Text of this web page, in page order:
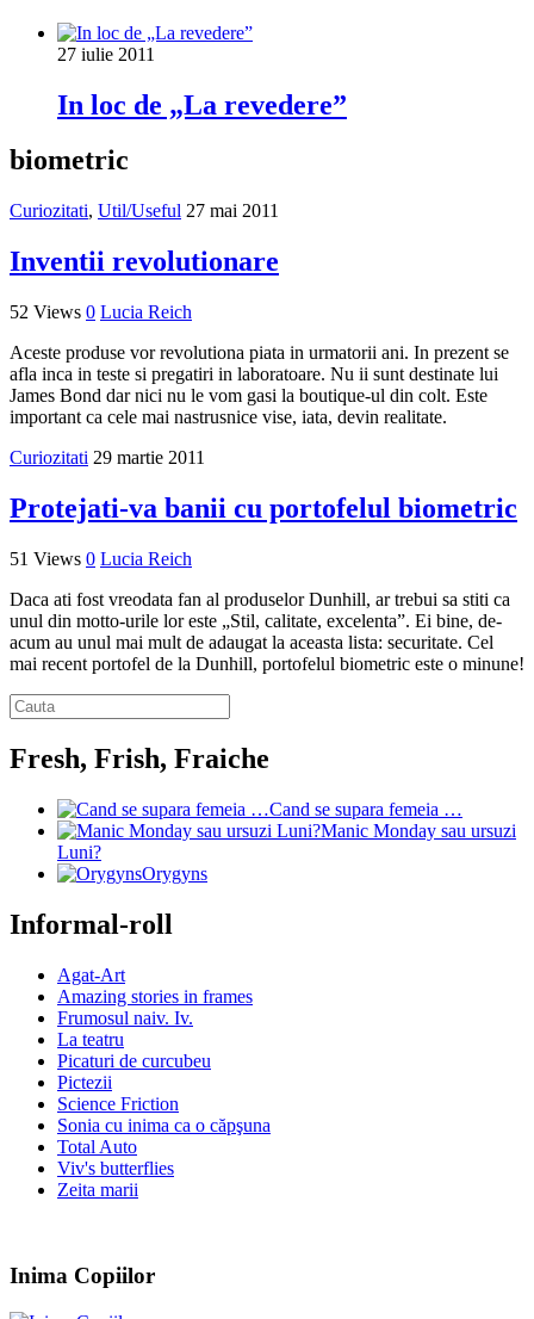
27 iulie 2011
In loc de „La revedere”
biometric
Curiozitati, Util/Useful 27 mai 2011
Inventii revolutionare
52 Views 0 Lucia Reich
Aceste produse vor revolutiona piata in urmatorii ani. In prezent se
afla inca in teste si pregatiri in laboratoare. Nu ii sunt destinate lui
James Bond dar nici nu le vom gasi la boutique-ul din colt. Este
important ca cele mai nastrusnice vise, iata, devin realitate.
Curiozitati 29 martie 2011
Protejati-va banii cu portofelul biometric
51 Views 0 Lucia Reich
Daca ati fost vreodata fan al produselor Dunhill, ar trebui sa stiti ca
unul din motto-urile lor este „Stil, calitate, excelenta”. Ei bine, de-
acum au unul mai mult de adaugat la aceasta lista: securitate. Cel
mai recent portofel de la Dunhill, portofelul biometric este o minune!
Fresh, Frish, Fraiche
Cand se supara femeia …
Manic Monday sau ursuzi
Luni?
Orygyns
Informal-roll
Agat-Art
Amazing stories in frames
Frumosul naiv. Iv.
La teatru
Picaturi de curcubeu
Pictezii
Science Friction
Sonia cu inima ca o căpşuna
Total Auto
Viv's butterflies
Zeita marii
Inima Copiilor